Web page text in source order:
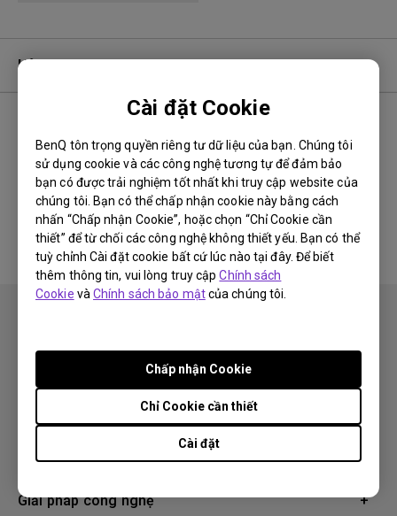
Cài đặt Cookie
BenQ tôn trọng quyền riêng tư dữ liệu của bạn. Chúng tôi
sử dụng cookie và các công nghệ tương tự để đảm bảo
bạn có được trải nghiệm tốt nhất khi truy cập website của
chúng tôi. Bạn có thể chấp nhận cookie này bằng cách
nhấn “Chấp nhận Cookie”, hoặc chọn “Chỉ Cookie cần
thiết” để từ chối các công nghệ không thiết yếu. Bạn có thể
tuỳ chỉnh Cài đặt cookie bất cứ lúc nào tại đây. Để biết
thêm thông tin, vui lòng truy cậpChính sách
Cookie vàChính sách bảo mậtcủa chúng tôi.
Cài đặt
Chỉ Cookie cần thiết
Chấp nhận Cookie
Hỏi đáp video
Không có video liên quan
Theo dõi
Sản phẩm
Máy chiếu
Giải pháp công nghệ